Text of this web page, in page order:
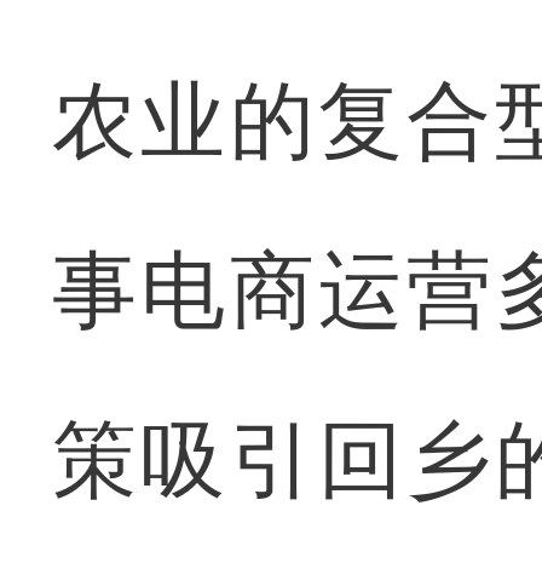
农业的复合
事电商运营
策吸引回乡